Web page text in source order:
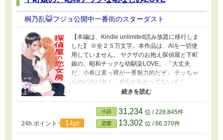
桐乃乱😺フジョ公開中一番街のスターダスト
【本編は、Kindle unlimited読み放題に移行しま
した】 ※全２５万文字。本作品は、AIを一切使
用していません。 ヤクザのお抱え探偵屋と下町
娘の、昭和チックな幼馴染LOVE。 「大丈夫
だ。小春は素っ裸が一番魅力的だぞ」 テッちゃ
んのバカバカ！ 女心がわかってないぞ！
◆◆◆◆ ※本作品は一人称複数視点の群像劇ス
亭」のひとり娘、小春は探偵屋のテツが大好
き。ヤクザのお抱え探偵屋は、いつも小春を子
供扱いする。 「よし、こうなったら奇襲攻撃で
マッチョ探偵を押し倒してやる～！」 意気込ん
24h.ポイント 14pt
小説 31,234 位 / 228,845件
恋愛 13,302 位 / 66,370件